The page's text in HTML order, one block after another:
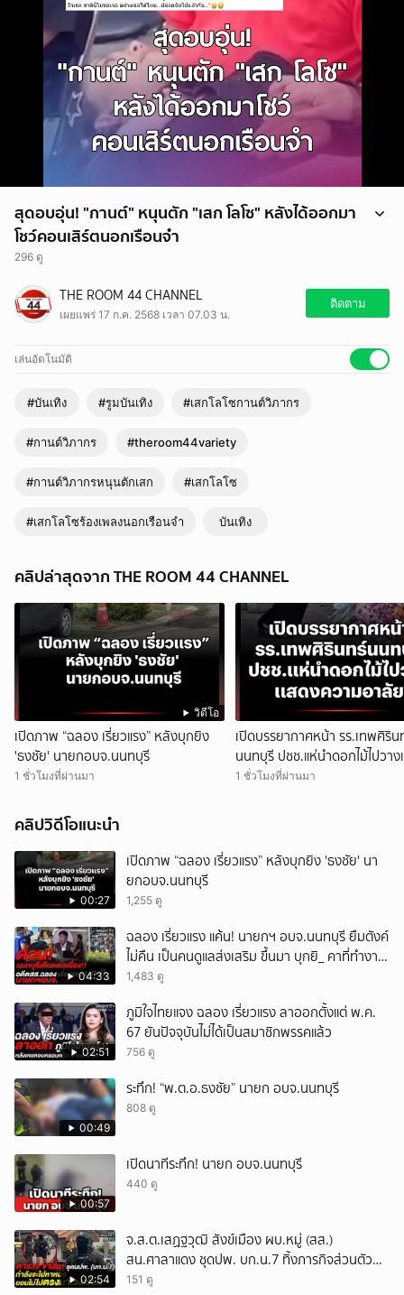
สุดอบอุ่น! "กานต์" หนุนตัก "เสก โลโซ" หลังได้ออกมา
โชว์คอนเสิร์ตนอกเรือนจำ
296 ดู
สุดอบอุ่น! "กานต์" หนุนตัก "เสก โลโซ" หลังได้ออกมาโชว์คอนเสิร์ตนอก
เรือนจำ
โดยทาง กานต์ วิภากร ได้เผยคลิปขณะนอนหนุนตัก เสก โลโซ หลังสามีได้
ราชทัณฑ์ โดยมีเพื่อน ๆ คนสนิทนั่งอยู่รอบข้าง พร้อมข้อความว่า "เย้…ใน
ที่สุดก็ได้นอนตักเธอแล้ว… การนอนตักคือการบำบัดจิตเวชชนิดนึง..ดีใจมาก
ชต่อมาทาง กานต์ วิภากร ก็ได้โพสต์ภาพขณะนอนหนุนตักพี่ เสก โลโซ ลง
ที่นอนตัก เพราะพี่เสกรู้ว่ากานต์เหนื่อย เพียงคนเดียวจริง ๆ ที่รู้ เผลองีบไป
***แต่เพิ่งสังเกตว่า พี่เสกยิ้มไปลูบแขนไป กานต์เป็นลูกพ่อเสกโลโซ
ที่ร้องไห้ ที่ร้ายคือใจเธอ ชาตินี้ไม่ขอเจอ อย่างเธอได้ไหม…ปล่อยฉันไปแล้ว
THE ROOM 44 CHANNEL
เผยแพร่ 17 ก.ค. 2568 เวลา 07.03 น.
ติดตาม
เล่นอัตโนมัติ
#บันเทิง #รูมบันเทิง #เสกโลโซกานต์วิภากร
#กานต์วิภากร #theroom44variety
#กานต์วิภากรหนุนตักเสก #เสกโลโซ
#เสกโลโซร้องเพลงนอกเรือนจำ บันเทิง
คลิปล่าสุดจาก THE ROOM 44 CHANNEL
วิดีโอ
เปิดภาพ “ฉลอง เรี่ยวแรง” หลังบุกยิง
'ธงชัย' นายกอบจ.นนทบุรี
1 ชั่วโมงที่ผ่านมา
เปิดบรรยากาศหน้า รร.เทพศิริน
นนทบุรี ปชช.แห่นำดอกไม้ไปวา
ความอาลัย
1 ชั่วโมงที่ผ่านมา
คลิปวิดีโอแนะนำ
00:27
เปิดภาพ “ฉลอง เรี่ยวแรง” หลังบุกยิง 'ธงชัย' นา
ยกอบจ.นนทบุรี
1,255 ดู
04:33
ฉลอง เรี่ยวแรง แค้น! นายกฯ อบจ.นนทบุรี ยืมตังค์
ไม่คืน เป็นคนดูแลส่งเสริม ขึ้นมา บุกยิ_ คาที่ทำงาน
(10ส.ค.69)
1,483 ดู
02:51
ภูมิใจไทยแจง ฉลอง เรี่ยวแรง ลาออกตั้งแต่ พ.ค.
67 ยันปัจจุบันไม่ได้เป็นสมาชิกพรรคแล้ว
756 ดู
00:49
ระทึก! “พ.ต.อ.ธงชัย” นายก อบจ.นนทบุรี
808 ดู
00:57
เปิดนาทีระทึก! นายก อบจ.นนทบุรี
440 ดู
02:54
จ.ส.ต.เสฏฐวุฒิ สังข์เมือง ผบ.หมู่ (สส.)
สน.ศาลาแดง ชุดปพ. บก.น.7 ทิ้งภารกิจส่วนตัว
มาช่วยโรงเรียน
151 ดู